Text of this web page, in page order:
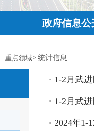
政府信息公
重点领域> 统计信息
1-2月武
1-2月武
2024年1-